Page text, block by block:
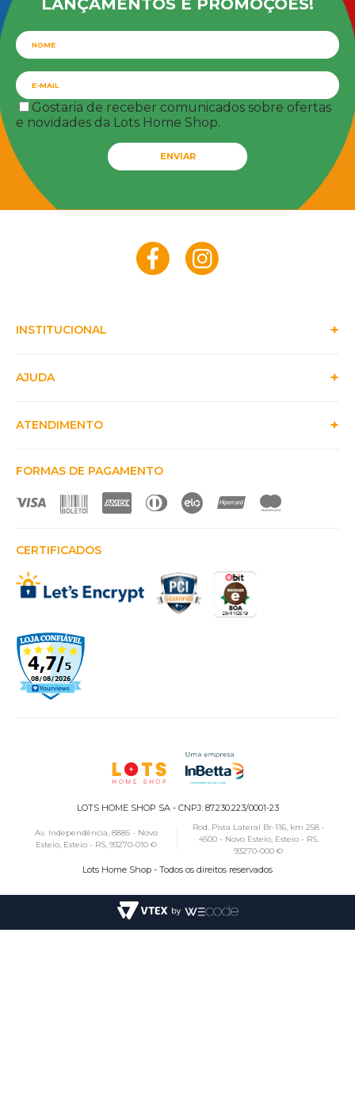
LANÇAMENTOS E PROMOÇÕES!
Gostaria de receber comunicados sobre ofertas
e novidades da Lots Home Shop.
ENVIAR
INSTITUCIONAL
AJUDA
ATENDIMENTO
FORMAS DE PAGAMENTO
CERTIFICADOS
LOTS HOME SHOP SA - CNPJ: 87.230.223/0001-23
Av. Independência, 8885 - Novo
Esteio, Esteio - RS, 93270-010 ©
Rod. Pista Lateral Br-116, km 258 -
4500 - Novo Esteio, Esteio - RS,
93270-000 ©
Lots Home Shop - Todos os direitos reservados